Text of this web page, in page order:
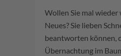
Wollen Sie mal wieder
Neues? Sie lieben
beantworten können,
Übernachtung im